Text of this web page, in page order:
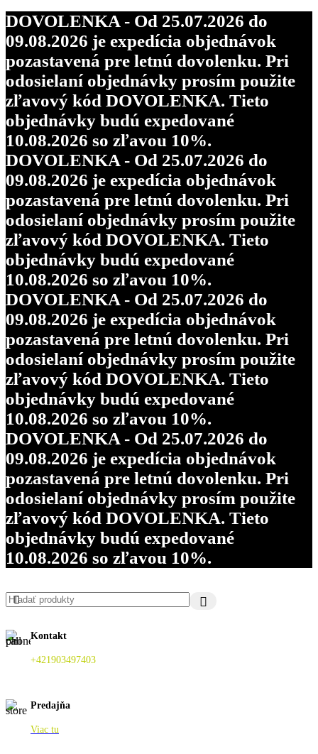
DOVOLENKA - Od 25.07.2026 do
09.08.2026 je expedícia objednávok
pozastavená pre letnú dovolenku. Pri
odosielaní objednávky prosím použite
zľavový kód DOVOLENKA. Tieto
objednávky budú expedované
10.08.2026 so zľavou 10%.
DOVOLENKA - Od 25.07.2026 do
09.08.2026 je expedícia objednávok
pozastavená pre letnú dovolenku. Pri
odosielaní objednávky prosím použite
zľavový kód DOVOLENKA. Tieto
objednávky budú expedované
10.08.2026 so zľavou 10%.
DOVOLENKA - Od 25.07.2026 do
09.08.2026 je expedícia objednávok
pozastavená pre letnú dovolenku. Pri
odosielaní objednávky prosím použite
zľavový kód DOVOLENKA. Tieto
objednávky budú expedované
10.08.2026 so zľavou 10%.
DOVOLENKA - Od 25.07.2026 do
09.08.2026 je expedícia objednávok
pozastavená pre letnú dovolenku. Pri
odosielaní objednávky prosím použite
zľavový kód DOVOLENKA. Tieto
objednávky budú expedované
10.08.2026 so zľavou 10%.
Kontakt
+421903497403
Predajňa
Viac tu